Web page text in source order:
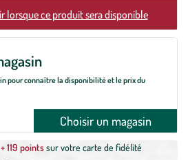
lorsque ce produit sera disponible
pour connaître la disponibilité et le prix du
Choisir un magasin
+ 119 pointssur votre carte de fidélité